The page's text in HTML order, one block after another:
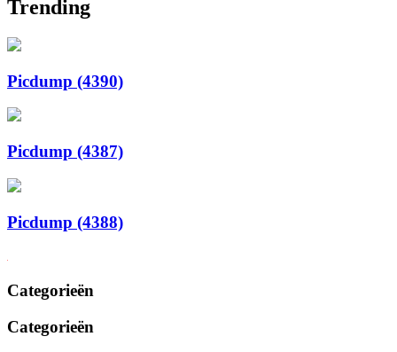
Trending
Picdump (4390)
Picdump (4387)
Picdump (4388)
Categorieën
Categorieën